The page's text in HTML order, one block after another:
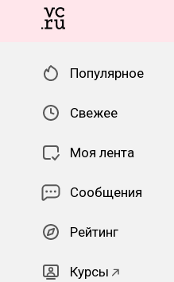
Популярное
Свежее
Моя лента
Сообщения
Рейтинг
Курсы